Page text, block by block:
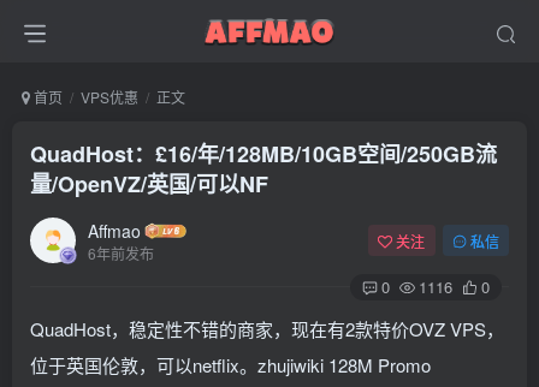
首页 VPS优惠 正文
QuadHost：£16/年/128MB/10GB空间/250GB流
量/OpenVZ/英国/可以NF
Affmao
6年前发布
关注 私信
0 1116 0
QuadHost，稳定性不错的商家，现在有2款特价OVZ VPS，
位于英国伦敦，可以netflix。zhujiwiki 128M Promo